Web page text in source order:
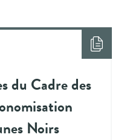
du Cadre des
Noirs